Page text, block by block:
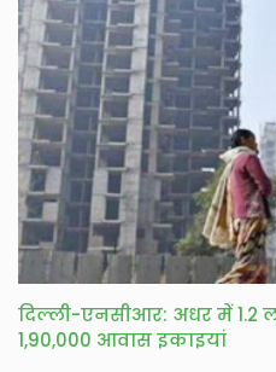
दिल्ली-एनसीआर: अधर में 1.2
1,90,000 आवास इकाइयां